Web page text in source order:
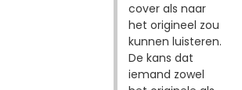
cover als naar
het origineel zou
kunnen luisteren.
De kans dat
iemand zowel